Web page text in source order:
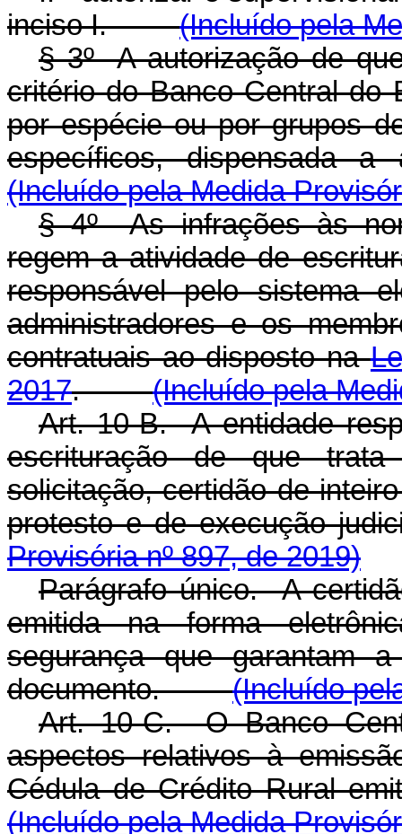
inciso I.(Incluído pela
§ 3º A autorização de
critério do Banco Central do
por espécie ou por grupos
específicos,
(Incluído pela Medida
§ 4º As infrações às
regem a atividade de
responsável pelo sistema
administradores e os
contratuais ao disposto na
2017.(Incluído pela
Art. 10-B. A entidade
escrituração de que
solicitação, certidão de
protesto e de
Provisória nº 897, de 2019)
Parágrafo único. A
emitida na forma
segurança que garantam
documento.(Incluído
Art. 10-C. O Banco
aspectos relativos à
Cédula de Crédito
(Incluído pela Medida